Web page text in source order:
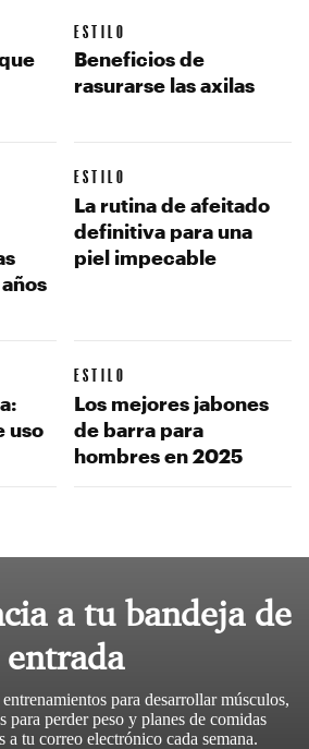
ESTILO
Beneficios de
rasurarse las axilas
ESTILO
La rutina de afeitado
definitiva para una
piel impecable
uso
ESTILO
Los mejores jabones
de barra para
hombres en 2025
a tu bandeja de
entrada
para desarrollar músculos,
para perder peso y planes de comidas
a tu correo electrónico cada semana.